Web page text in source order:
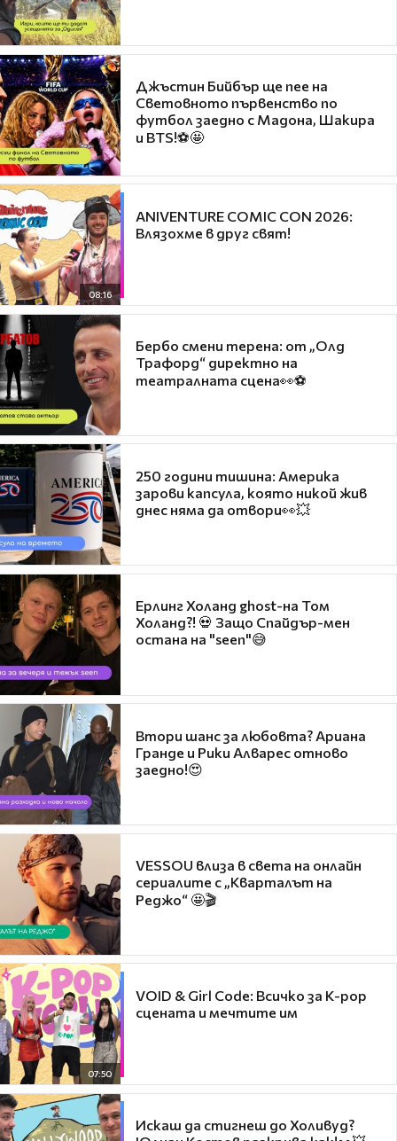
Джъстин Бийбър ще пее на
Световното първенство по
футбол заедно с Мадона, Шакира
и BTS!⚽🤩
08:16
ANIVENTURE COMIC CON 2026:
Влязохме в друг свят!
Бербо смени терена: от „Олд
Трафорд“ директно на
театралната сцена👀⚽
250 години тишина: Америка
зарови капсула, която никой жив
днес няма да отвори👀💥
Ерлинг Холанд ghost-на Том
Холанд?! 💀 Защо Спайдър-мен
остана на "seen"😅
Втори шанс за любовта? Ариана
Гранде и Рики Алварес отново
заедно!😍
VESSOU влиза в света на онлайн
сериалите с „Кварталът на
Реджо“ 🤩🎬
07:50
VOID & Girl Code: Всичко за K-pop
сцената и мечтите им
Искаш да стигнеш до Холивуд?